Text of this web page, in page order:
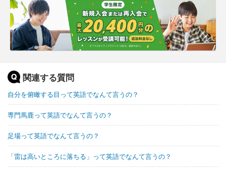
関連する質問
自分を俯瞰する目って英語でなんて言うの？
専門馬鹿って英語でなんて言うの？
足場って英語でなんて言うの？
「雷は高いところに落ちる」って英語でなんて言うの？